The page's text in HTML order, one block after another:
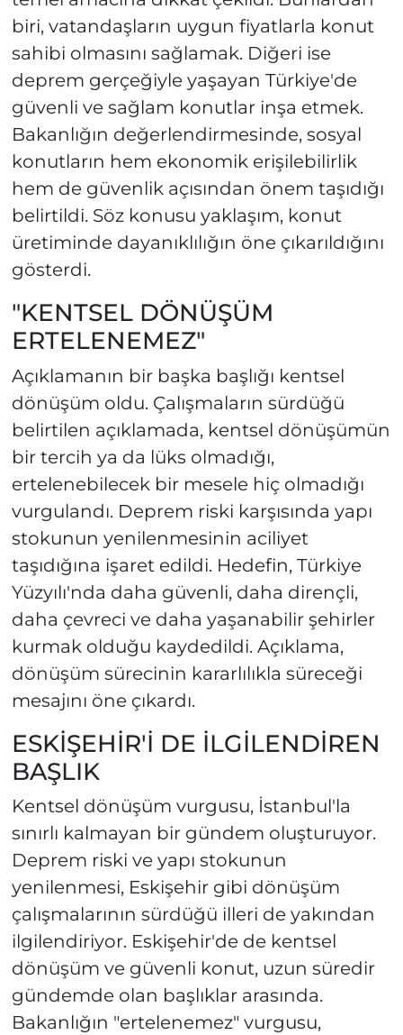
biri, vatandaşların uygun fiyatlarla konut
sahibi olmasını sağlamak. Diğeri ise
deprem gerçeğiyle yaşayan Türkiye'de
güvenli ve sağlam konutlar inşa etmek.
Bakanlığın değerlendirmesinde, sosyal
konutların hem ekonomik erişilebilirlik
hem de güvenlik açısından önem taşıdığı
belirtildi. Söz konusu yaklaşım, konut
üretiminde dayanıklılığın öne çıkarıldığını
gösterdi.
"KENTSEL DÖNÜŞÜM
ERTELENEMEZ"
Açıklamanın bir başka başlığı kentsel
dönüşüm oldu. Çalışmaların sürdüğü
belirtilen açıklamada, kentsel dönüşümün
bir tercih ya da lüks olmadığı,
ertelenebilecek bir mesele hiç olmadığı
vurgulandı. Deprem riski karşısında yapı
stokunun yenilenmesinin aciliyet
taşıdığına işaret edildi. Hedefin, Türkiye
Yüzyılı'nda daha güvenli, daha dirençli,
daha çevreci ve daha yaşanabilir şehirler
kurmak olduğu kaydedildi. Açıklama,
dönüşüm sürecinin kararlılıkla süreceği
mesajını öne çıkardı.
ESKİŞEHİR'İ DE İLGİLENDİREN
BAŞLIK
Kentsel dönüşüm vurgusu, İstanbul'la
sınırlı kalmayan bir gündem oluşturuyor.
Deprem riski ve yapı stokunun
yenilenmesi, Eskişehir gibi dönüşüm
çalışmalarının sürdüğü illeri de yakından
ilgilendiriyor. Eskişehir'de de kentsel
dönüşüm ve güvenli konut, uzun süredir
gündemde olan başlıklar arasında.
Bakanlığın "ertelenemez" vurgusu,